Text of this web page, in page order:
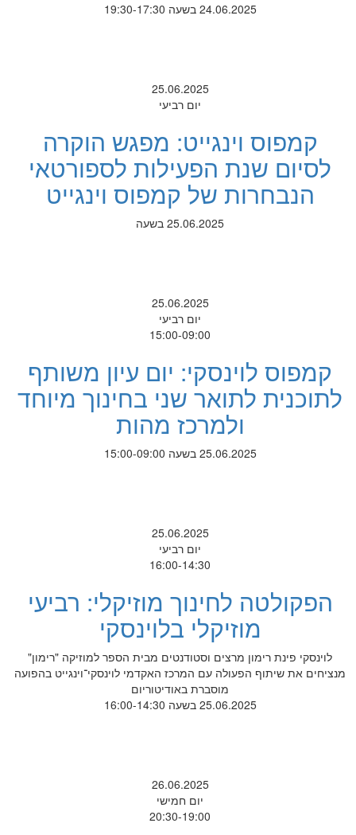
24.06.2025 בשעה 19:30-17:30
25.06.2025
יום רביעי
קמפוס וינגייט: מפגש הוקרה
לסיום שנת הפעילות לספורטאי
הנבחרות של קמפוס וינגייט
25.06.2025 בשעה
25.06.2025
יום רביעי
15:00-09:00
קמפוס לוינסקי: יום עיון משותף
לתוכנית לתואר שני בחינוך מיוחד
ולמרכז מהות
25.06.2025 בשעה 15:00-09:00
25.06.2025
יום רביעי
16:00-14:30
הפקולטה לחינוך מוזיקלי: רביעי
מוזיקלי בלוינסקי
לוינסקי פינת רימון מרצים וסטודנטים מבית הספר למוזיקה "רימון"
מנציחים את שיתוף הפעולה עם המרכז האקדמי לוינסקי־וינגייט בהפועה
מוסברת באודיטוריום
25.06.2025 בשעה 16:00-14:30
26.06.2025
יום חמישי
20:30-19:00